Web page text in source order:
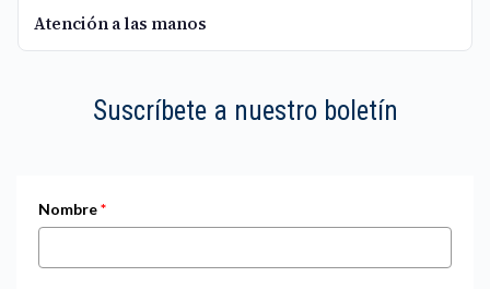
Atención a las manos
Suscríbete a nuestro boletín
Nombre*